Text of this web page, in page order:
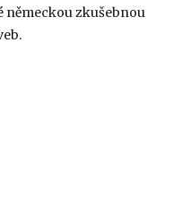
německou zkušebnou